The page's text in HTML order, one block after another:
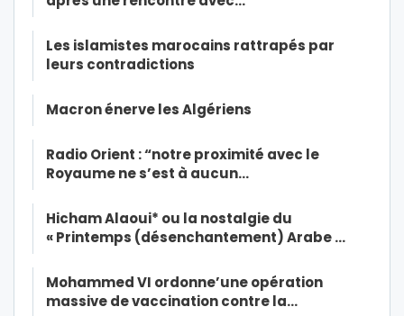
Les islamistes marocains rattrapés par
leurs contradictions
Macron énerve les Algériens
Radio Orient : “notre proximité avec le
Royaume ne s’est à aucun…
Hicham Alaoui* ou la nostalgie du
« Printemps (désenchantement) Arabe …
Mohammed VI ordonne’une opération
massive de vaccination contre la…